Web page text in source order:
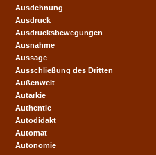
Ausdehnung
Ausdruck
Ausdrucksbewegungen
Ausnahme
Aussage
Ausschließung des Dritten
Außenwelt
Autarkie
Authentie
Autodidakt
Automat
Autonomie